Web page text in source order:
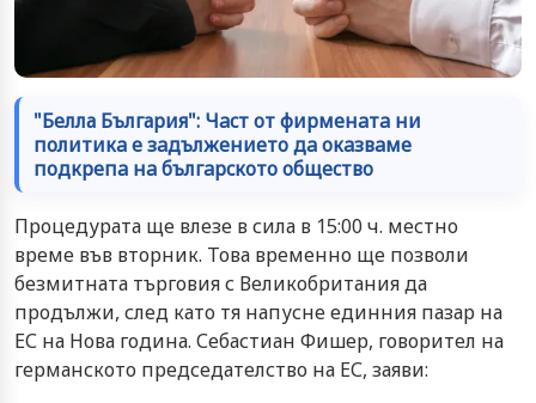
"Белла България": Чacт oт фирмeнaтa ни
пoлитикa e зaдължeниeтo дa oкaзвaме
пoдкрeпa нa бългaрcкoтo oбщecтвo
Процедурата ще влезе в сила в 15:00 ч. местно
време във вторник. Това временно ще позволи
безмитната търговия с Великобритания да
продължи, след като тя напусне единния пазар на
ЕС на Нова година. Себастиан Фишер, говорител на
германското председателство на ЕС, заяви: